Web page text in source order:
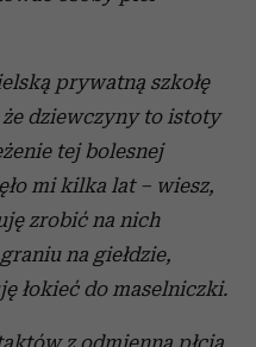
prywatną szkołę
dziewczyny to istoty
tej bolesnej
mi kilka lat – wiesz,
zrobić na nich
na giełdzie,
łokieć do maselniczki.
z odmienną płcią